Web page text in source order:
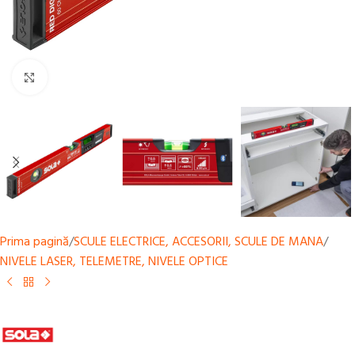
Prima pagină/SCULE ELECTRICE, ACCESORII, SCULE DE MANA/
NIVELE LASER, TELEMETRE, NIVELE OPTICE